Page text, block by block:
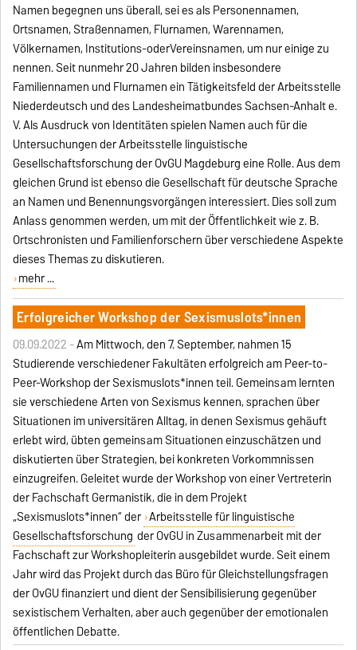
Namen begegnen uns überall, sei es als Personennamen,
Ortsnamen, Straßennamen, Flurnamen, Warennamen,
Völkernamen, Institutions-oderVereinsnamen, um nur einige zu
nennen. Seit nunmehr 20 Jahren bilden insbesondere
Familiennamen und Flurnamen ein Tätigkeitsfeld der Arbeitsstelle
Niederdeutsch und des Landesheimatbundes Sachsen-Anhalt e.
V. Als Ausdruck von Identitäten spielen Namen auch für die
Untersuchungen der Arbeitsstelle linguistische
Gesellschaftsforschung der OvGU Magdeburg eine Rolle. Aus dem
gleichen Grund ist ebenso die Gesellschaft für deutsche Sprache
an Namen und Benennungsvorgängen interessiert. Dies soll zum
Anlass genommen werden, um mit der Öffentlichkeit wie z. B.
Ortschronisten und Familienforschern über verschiedene Aspekte
dieses Themas zu diskutieren.
mehr ...
Erfolgreicher Workshop der Sexismuslots*innen
09.09.2022 -Am Mittwoch, den 7. September, nahmen 15
Studierende verschiedener Fakultäten erfolgreich am Peer-to-
Peer-Workshop derSexismuslots*innenteil. Gemeinsam lernten
sie verschiedene Arten von Sexismus kennen, sprachen über
Situationen im universitären Alltag, in denen Sexismus gehäuft
erlebt wird, übten gemeinsam Situationen einzuschätzen und
diskutierten über Strategien, bei konkreten Vorkommnissen
einzugreifen. Geleitet wurde der Workshop von einer Vertreterin
der Fachschaft Germanistik, die in dem Projekt
„Sexismuslots*innen“ der Arbeitsstelle für linguistische
Gesellschaftsforschung der OvGU in Zusammenarbeit mit der
Fachschaft zur Workshopleiterin ausgebildet wurde. Seit einem
Jahr wird das Projekt durch das Büro für Gleichstellungsfragen
der OvGU finanziert und dient der Sensibilisierung gegenüber
sexistischem Verhalten, aber auch gegenüber der emotionalen
öffentlichen Debatte.